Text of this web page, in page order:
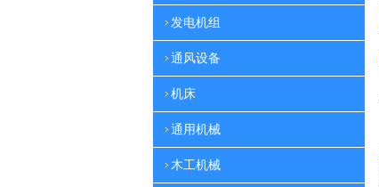
发电机组
通风设备
机床
通用机械
木工机械